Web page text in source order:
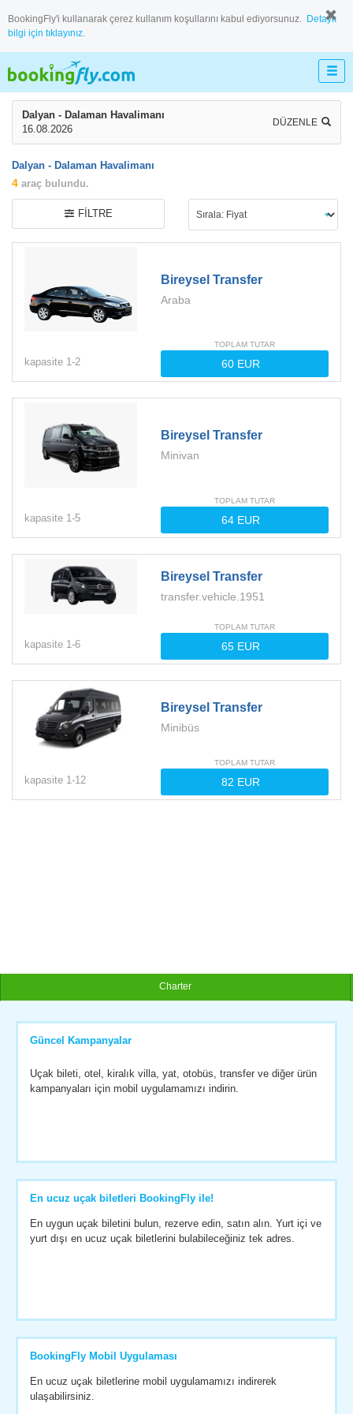
BookingFly'i kullanarak çerez kullanım koşullarını kabul ediyorsunuz. Detaylı
bilgi için tıklayınız.
Dalyan - Dalaman Havalimanı
16.08.2026
DÜZENLE
Dalyan - Dalaman Havalimanı
4 araç bulundu.
FILTRE
Bireysel Transfer
Araba
kapasite 1-2
TOPLAM TUTAR
Bireysel Transfer
Minivan
kapasite 1-5
TOPLAM TUTAR
Bireysel Transfer
transfer.vehicle.1951
kapasite 1-6
TOPLAM TUTAR
Bireysel Transfer
Minibüs
kapasite 1-12
TOPLAM TUTAR
Charter
Güncel Kampanyalar
Uçak bileti, otel, kiralık villa, yat, otobüs, transfer ve diğer ürün
kampanyaları için mobil uygulamamızı indirin.
En ucuz uçak biletleri BookingFly ile!
En uygun uçak biletini bulun, rezerve edin, satın alın. Yurt içi ve
yurt dışı en ucuz uçak biletlerini bulabileceğiniz tek adres.
BookingFly Mobil Uygulaması
En ucuz uçak biletlerine mobil uygulamamızı indirerek
ulaşabilirsiniz.